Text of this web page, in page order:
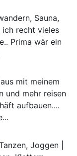
Sauna,
ich recht vieles
Prima wär ein
mit meinem
und mehr reisen
aufbauen....
Joggen |